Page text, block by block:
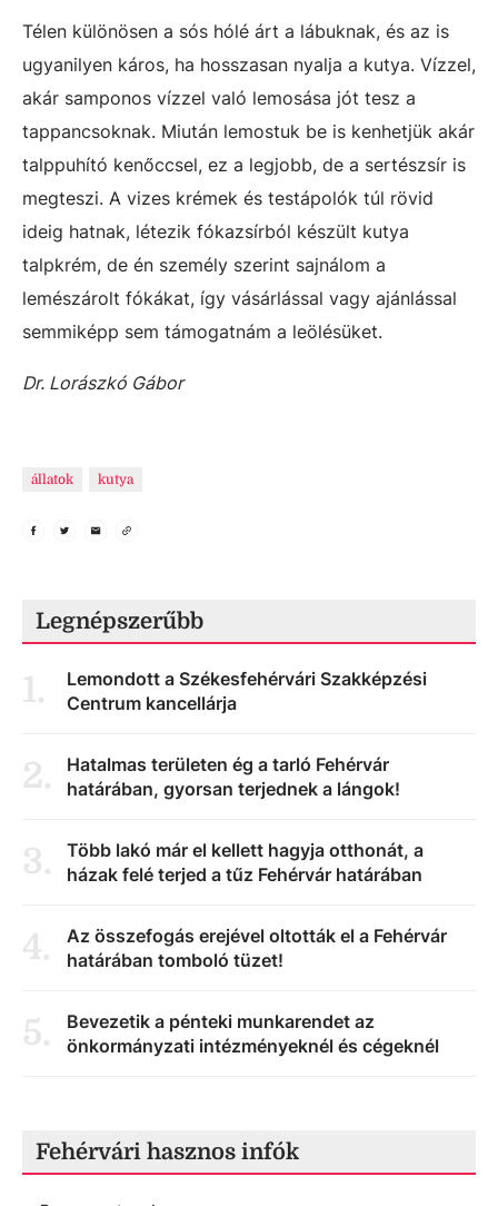
Télen különösen a sós hólé árt a lábuknak, és az is
ugyanilyen káros, ha hosszasan nyalja a kutya. Vízzel,
akár samponos vízzel való lemosása jót tesz a
tappancsoknak. Miután lemostuk be is kenhetjük akár
talppuhító kenőccsel, ez a legjobb, de a sertészsír is
megteszi. A vizes krémek és testápolók túl rövid
ideig hatnak, létezik fókazsírból készült kutya
talpkrém, de én személy szerint sajnálom a
lemészárolt fókákat, így vásárlással vagy ajánlással
semmiképp sem támogatnám a leölésüket.
Dr. Lorászkó Gábor
állatok kutya
Legnépszerűbb
1.
Lemondott a Székesfehérvári Szakképzési
Centrum kancellárja
2.
Hatalmas területen ég a tarló Fehérvár
határában, gyorsan terjednek a lángok!
3.
Több lakó már el kellett hagyja otthonát, a
házak felé terjed a tűz Fehérvár határában
4.
Az összefogás erejével oltották el a Fehérvár
határában tomboló tüzet!
5.
Bevezetik a pénteki munkarendet az
önkormányzati intézményeknél és cégeknél
Fehérvári hasznos infók